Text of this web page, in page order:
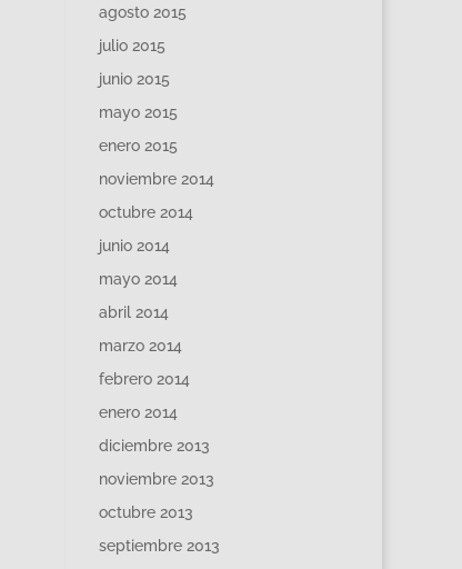
agosto 2015
julio 2015
junio 2015
mayo 2015
enero 2015
noviembre 2014
octubre 2014
junio 2014
mayo 2014
abril 2014
marzo 2014
febrero 2014
enero 2014
diciembre 2013
noviembre 2013
octubre 2013
septiembre 2013